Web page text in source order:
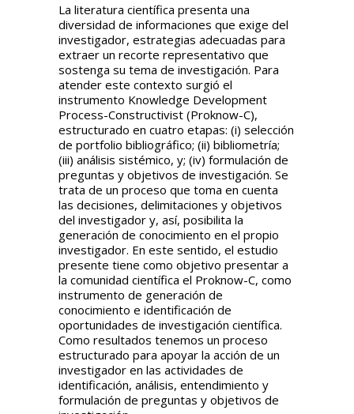
La literatura científica presenta una
diversidad de informaciones que exige del
investigador, estrategias adecuadas para
extraer un recorte representativo que
sostenga su tema de investigación. Para
atender este contexto surgió el
instrumento Knowledge Development
Process-Constructivist (Proknow-C),
estructurado en cuatro etapas: (i) selección
de portfolio bibliográfico; (ii) bibliometría;
(iii) análisis sistémico, y; (iv) formulación de
preguntas y objetivos de investigación. Se
trata de un proceso que toma en cuenta
las decisiones, delimitaciones y objetivos
del investigador y, así, posibilita la
generación de conocimiento en el propio
investigador. En este sentido, el estudio
presente tiene como objetivo presentar a
la comunidad científica el Proknow-C, como
instrumento de generación de
conocimiento e identificación de
oportunidades de investigación científica.
Como resultados tenemos un proceso
estructurado para apoyar la acción de un
investigador en las actividades de
identificación, análisis, entendimiento y
formulación de preguntas y objetivos de